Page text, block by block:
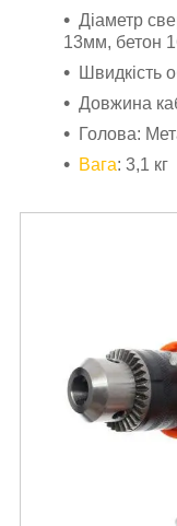
Діаметр
13мм, бетон
Швидкість
Довжина
Голова:
Вага: 3,1 кг